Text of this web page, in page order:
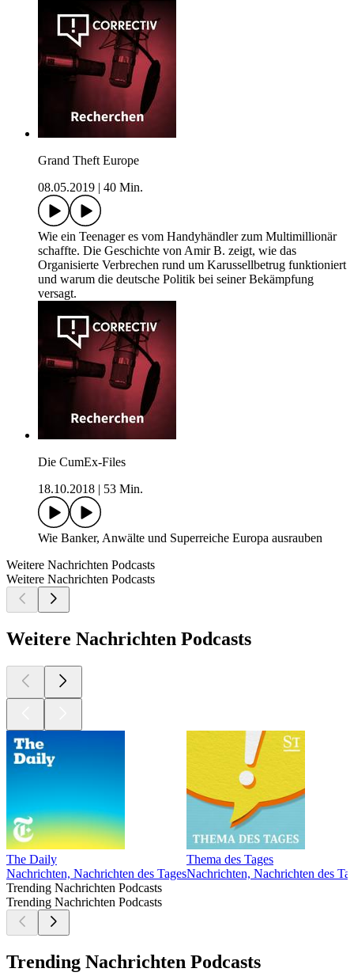
Grand Theft Europe
08.05.2019
40 Min.
Wie ein Teenager es vom Handyhändler zum Multimillionär
schaffte. Die Geschichte von Amir B. zeigt, wie das
Organisierte Verbrechen rund um Karussellbetrug funktioniert
und warum die deutsche Politik bei seiner Bekämpfung
versagt.
Die CumEx-Files
18.10.2018
53 Min.
Wie Banker, Anwälte und Superreiche Europa ausrauben
Weitere Nachrichten Podcasts
Weitere Nachrichten Podcasts
Weitere Nachrichten Podcasts
The Daily
Nachrichten, Nachrichten des Tages
Thema des Tages
Nachrichten, Nachrichten des
Trending Nachrichten Podcasts
Trending Nachrichten Podcasts
Trending Nachrichten Podcasts